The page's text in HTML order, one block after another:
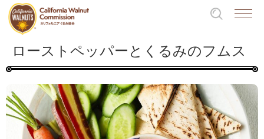
ローストペッパーとくるみのフムス